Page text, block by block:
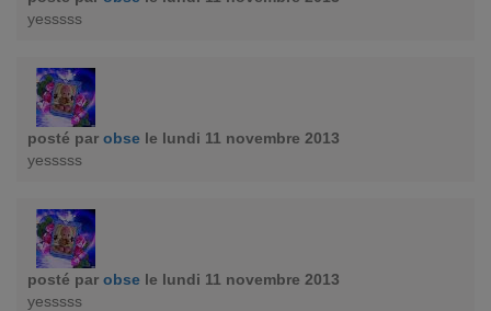
yesssss
posté par obse le lundi 11 novembre 2013
yesssss
posté par obse le lundi 11 novembre 2013
yesssss